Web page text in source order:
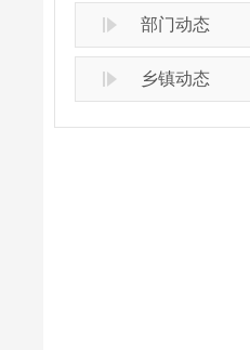
部门动态
乡镇动态